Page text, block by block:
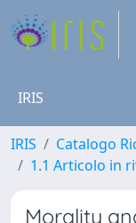
IRIS
IRIS Catalogo
1.1 Articolo in
Morality